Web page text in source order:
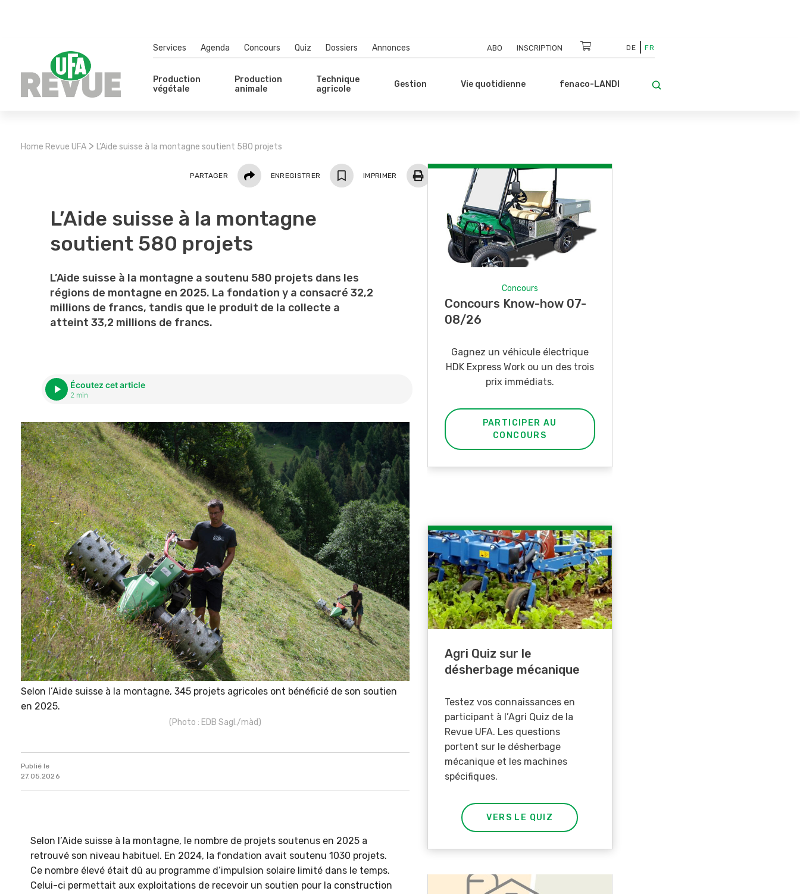
Services Agenda Concours Quiz Dossiers Annonces ABO INSCRIPTION DE FR
Production
végétale
Production
animale
Technique
agricole
Gestion Vie quotidienne fenaco-LANDI
Home Revue UFA > L’Aide suisse à la montagne soutient 580 projets
PARTAGER PartagerENREGISTRER IMPRIMER
L’Aide suisse à la montagne
soutient 580 projets
L’Aide suisse à la montagne a soutenu 580 projets dans les
régions de montagne en 2025. La fondation y a consacré 32,2
millions de francs, tandis que le produit de la collecte a
atteint 33,2 millions de francs.
Écoutez cet article
2 min
Selon l’Aide suisse à la montagne, 345 projets agricoles ont bénéficié de son soutien
en 2025.
(Photo : EDB Sagl./màd)
Publié le
27.05.2026
Selon l’Aide suisse à la montagne, le nombre de projets soutenus en 2025 a
retrouvé son niveau habituel. En 2024, la fondation avait soutenu 1030 projets.
Ce nombre élevé était dû au programme d’impulsion solaire limité dans le temps.
Celui-ci permettait aux exploitations de recevoir un soutien pour la construction
Concours Know-how 07-
Gagnez un véhicule électrique
HDK Express Work ou un des trois
PARTICIPER AU
CONCOURS
Photo mystère 07-08/26
de poche LANDI
Agri Quiz sur le
désherbage mécanique
Testez vos connaissances en
participant à l’Agri Quiz de la
Revue UFA. Les questions
portent sur le désherbage
mécanique et les machines
spécifiques.
VERS LE QUIZ